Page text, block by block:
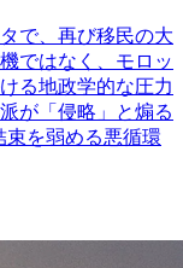
で、再び移民の大
ではなく、モロッ
る地政学的な圧力
が「侵略」と煽る
束を弱める悪循環